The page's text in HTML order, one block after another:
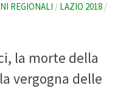
REGIONALI / LAZIO 2018 /
la morte della
vergogna delle